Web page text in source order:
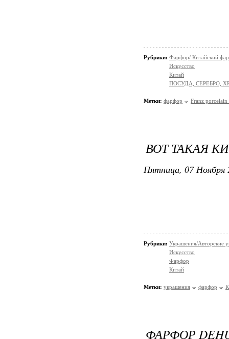
Рубрики: Фарфор/ Китайский
Искусство
Китай
ПОСУДА, СЕРЕБРО,
Метки: фарфор Franz
ВОТ ТАКАЯ
Пятница, 07 Ноября
Рубрики: Украшения/Авторские
Искусство
Фарфор
Китай
Метки: украшения фарфор
ФАРФОР